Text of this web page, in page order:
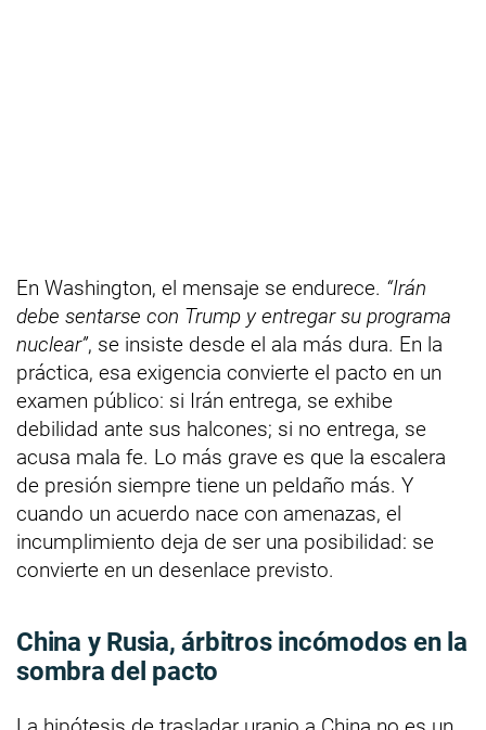
En Washington, el mensaje se endurece. “Irán
debe sentarse con Trump y entregar su programa
nuclear”, se insiste desde el ala más dura. En la
práctica, esa exigencia convierte el pacto en un
examen público: si Irán entrega, se exhibe
debilidad ante sus halcones; si no entrega, se
acusa mala fe. Lo más grave es que la escalera
de presión siempre tiene un peldaño más. Y
cuando un acuerdo nace con amenazas, el
incumplimiento deja de ser una posibilidad: se
convierte en un desenlace previsto.
China y Rusia, árbitros incómodos en la
sombra del pacto